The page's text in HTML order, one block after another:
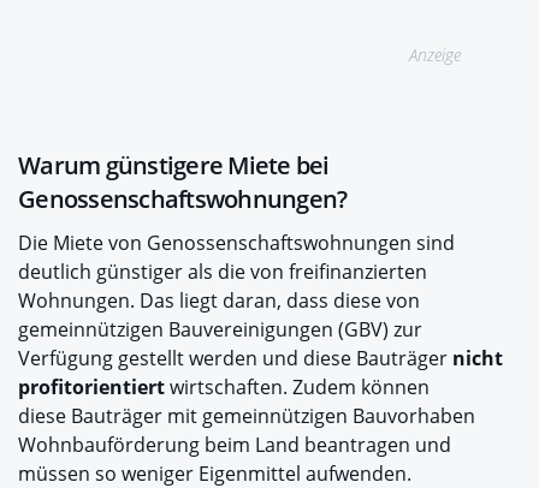
Anzeige
Warum günstigere Miete bei
Genossenschaftswohnungen?
Die Miete von Genossenschaftswohnungen sind
deutlich günstiger als die von freifinanzierten
Wohnungen. Das liegt daran, dass diese von
gemeinnützigen Bauvereinigungen (GBV) zur
Verfügung gestellt werden und diese Bauträger nicht
profitorientiertwirtschaften. Zudem können
diese Bauträger mit gemeinnützigen Bauvorhaben
Wohnbauförderung beim Land beantragen und
müssen so weniger Eigenmittel aufwenden.